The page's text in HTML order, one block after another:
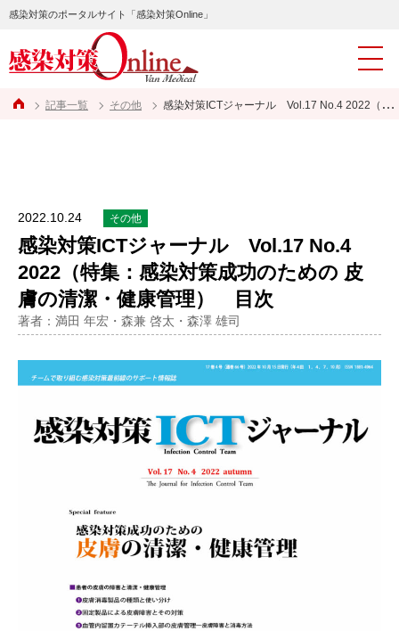
感染対策のポータルサイト「感染対策Online」
記事一覧 その他 感染対策ICTジャーナル Vol.17 No.4 2022（特集：感染対策成功のための 皮膚の清潔・健康管理） 目次
2022.10.24 その他
感染対策ICTジャーナル Vol.17 No.4
2022（特集：感染対策成功のための 皮
膚の清潔・健康管理） 目次
著者：満田 年宏・森兼 啓太・森澤 雄司